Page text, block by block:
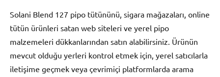
Solani Blend 127 pipo tütününü, sigara mağazaları, online
tütün ürünleri satan web siteleri ve yerel pipo
malzemeleri dükkanlarından satın alabilirsiniz. Ürünün
mevcut olduğu yerleri kontrol etmek için, yerel satıcılarla
iletişime geçmek veya çevrimiçi platformlarda arama